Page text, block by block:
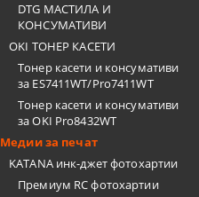
DTG МАСТИЛА И
КОНСУМАТИВИ
OKI ТОНЕР КАСЕТИ
Тонер касети и консумативи
за ES7411WT/Pro7411WT
Тонер касети и консумативи
за OKI Pro8432WT
Медии за печат
KATANA инк-джет фотохартии
Премиум RC фотохартии